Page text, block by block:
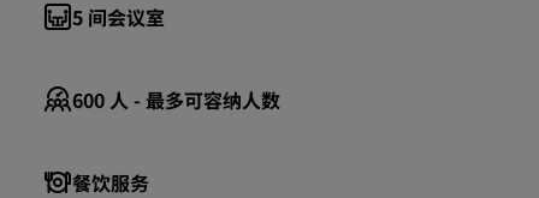
5 间会议室
600 人 - 最多可容纳人数
餐饮服务